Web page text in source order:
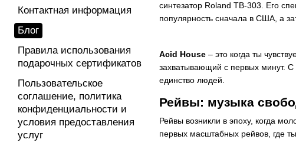
синтезатор Roland TB-303. Его
популярность сначала в США, а
Acid House – это когда ты
захватывающий с первых минут. С
единство людей.
Рейвы: музыка
Рейвы возникли в эпоху, когда
первых масштабных рейвов, где
Контактная информация
Блог
Правила использования
подарочных сертификатов
Пользовательское
соглашение, политика
конфиденциальности и
условия предоставления
услуг